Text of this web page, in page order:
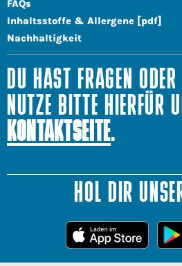
FAQs
Inhaltsstoffe & Allergene [pdf]
Nachhaltigkeit
DU HAST FRAGEN
NUTZE BITTE HIERFÜR
KONTAKTSEITE.
HOL DIR